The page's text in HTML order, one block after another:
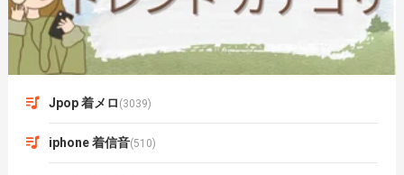
Jpop 着メロ (3039)
iphone 着信音(510)